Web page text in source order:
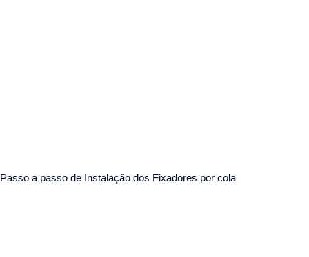
Passo a passo de Instalação dos Fixadores por cola